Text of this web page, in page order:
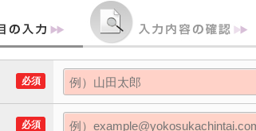
必須
必須